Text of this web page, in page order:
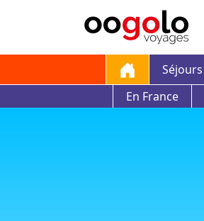
Séjours
En France